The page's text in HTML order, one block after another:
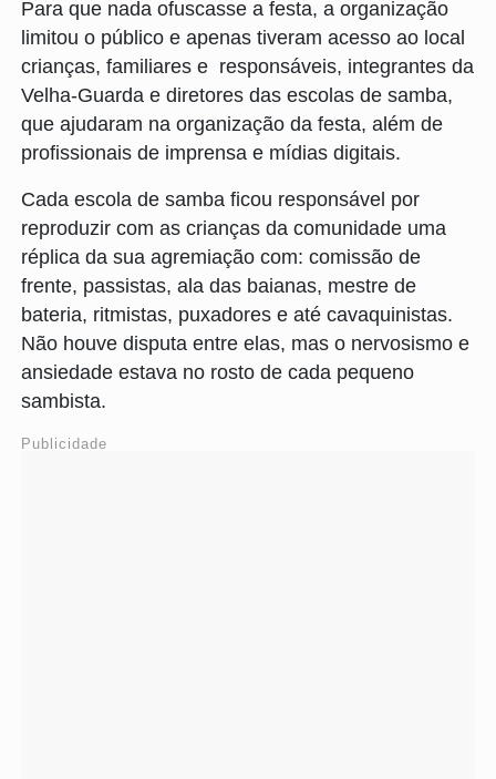
Para que nada ofuscasse a festa, a organização
limitou o público e apenas tiveram acesso ao local
crianças, familiares e responsáveis, integrantes da
Velha-Guarda e diretores das escolas de samba,
que ajudaram na organização da festa, além de
profissionais de imprensa e mídias digitais.
Cada escola de samba ficou responsável por
reproduzir com as crianças da comunidade uma
réplica da sua agremiação com: comissão de
frente, passistas, ala das baianas, mestre de
bateria, ritmistas, puxadores e até cavaquinistas.
Não houve disputa entre elas, mas o nervosismo e
ansiedade estava no rosto de cada pequeno
sambista.
Publicidade